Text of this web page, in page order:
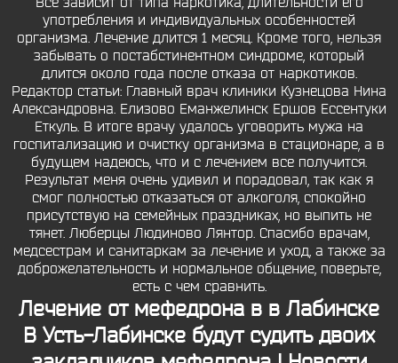
употребления и индивидуальных особенностей
организма. Лечение длится 1 месяц. Кроме того, нельзя
забывать о постабстинентном синдроме, который
длится около года после отказа от наркотиков.
Редактор статьи: Главный врач клиники Кузнецова Нина
Александровна. Елизово Еманжелинск Ершов Ессентуки
Еткуль. В итоге врачу удалось уговорить мужа на
госпитализацию и очистку организма в стационаре, а в
будущем надеюсь, что и с лечением все получится.
Результат меня очень удивил и порадовал, так как я
смог полностью отказаться от алкоголя, спокойно
присутствую на семейных праздниках, но выпить не
тянет. Люберцы Людиново Лянтор. Спасибо врачам,
медсестрам и санитаркам за лечение и уход, а также за
доброжелательность и нормальное общение, поверьте,
есть с чем сравнить.
Лечение от мефедрона в в Лабинске
В Усть-Лабинске будут судить двоих